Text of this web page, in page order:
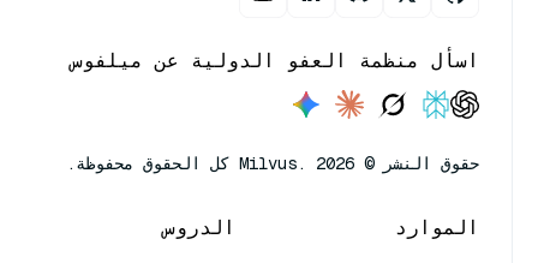
اسأل منظمة العفو الدولية عن ميلفوس
حقوق النشر © Milvus. 2026 كل الحقوق محفوظة.
الموارد الدروس